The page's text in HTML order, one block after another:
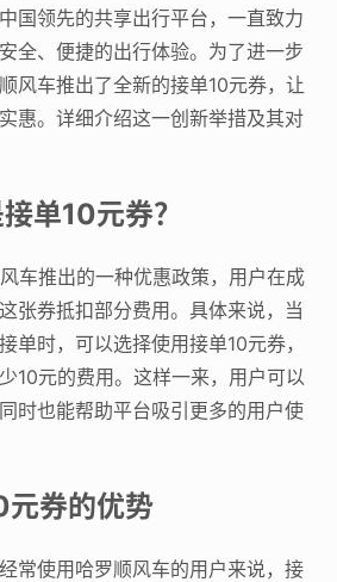
国领先的共享出行平台，一直致力
全、便捷的出行体验。为了进一步
风车推出了全新的接单10元券，让
惠。详细介绍这一创新举措及其对
单10元券？
车推出的一种优惠政策，用户在成
张券抵扣部分费用。具体来说，当
单时，可以选择使用接单10元券，
10元的费用。这样一来，用户可以
时也能帮助平台吸引更多的用户使
元券的优势
常使用哈罗顺风车的用户来说，接